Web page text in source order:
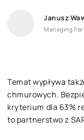
Janusz
Managing
Temat wypływa
chmurowych.
kryterium dla 63%
to partnerstwo z